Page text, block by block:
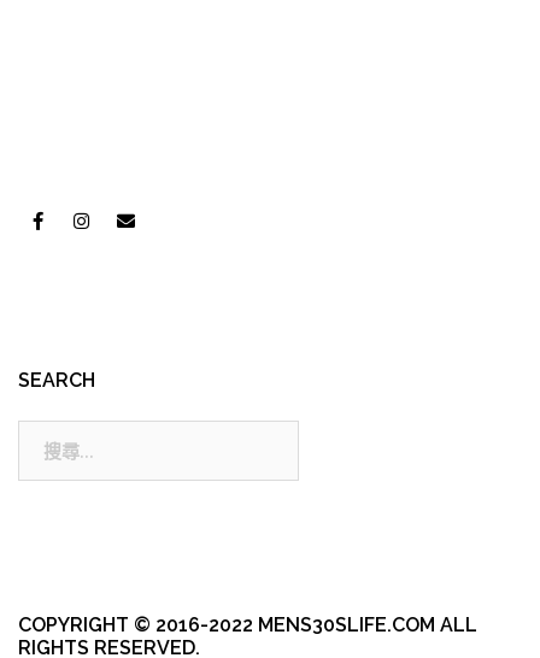
SEARCH
COPYRIGHT © 2016-2022 MENS30SLIFE.COM ALL
RIGHTS RESERVED.